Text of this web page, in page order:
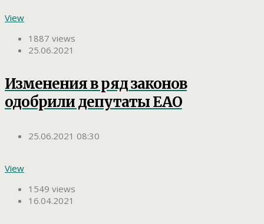
View
1887 views
25.06.2021
Изменения в ряд законов
одобрили депутаты ЕАО
25.06.2021 08:30
View
1549 views
16.04.2021